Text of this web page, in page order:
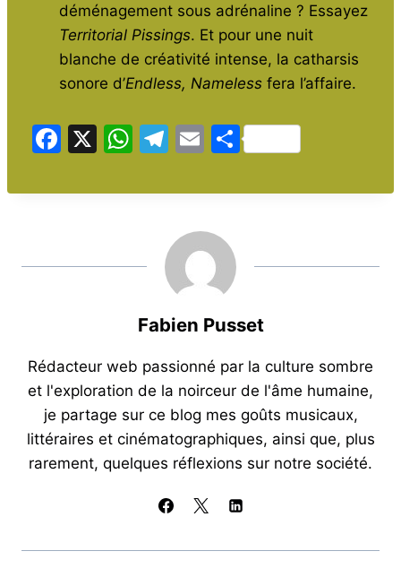
déménagement sous adrénaline ? Essayez
Territorial Pissings. Et pour une nuit
blanche de créativité intense, la catharsis
sonore d’Endless, Nameless fera l’affaire.
F
c
X
W
at
p
T
e
gr
a
m
E
ai
l
P
ta
Fabien Pusset
Rédacteur web passionné par la culture sombre
et l'exploration de la noirceur de l'âme humaine,
je partage sur ce blog mes goûts musicaux,
littéraires et cinématographiques, ainsi que, plus
rarement, quelques réflexions sur notre société.